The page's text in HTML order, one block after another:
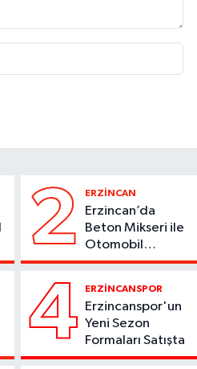
2 ERZİNCAN
Erzincan’da
Beton Mikseri ile
Otomobil
Çarpıştı
4 ERZİNCANSPOR
Erzincanspor'un
Yeni Sezon
Formaları Satışta